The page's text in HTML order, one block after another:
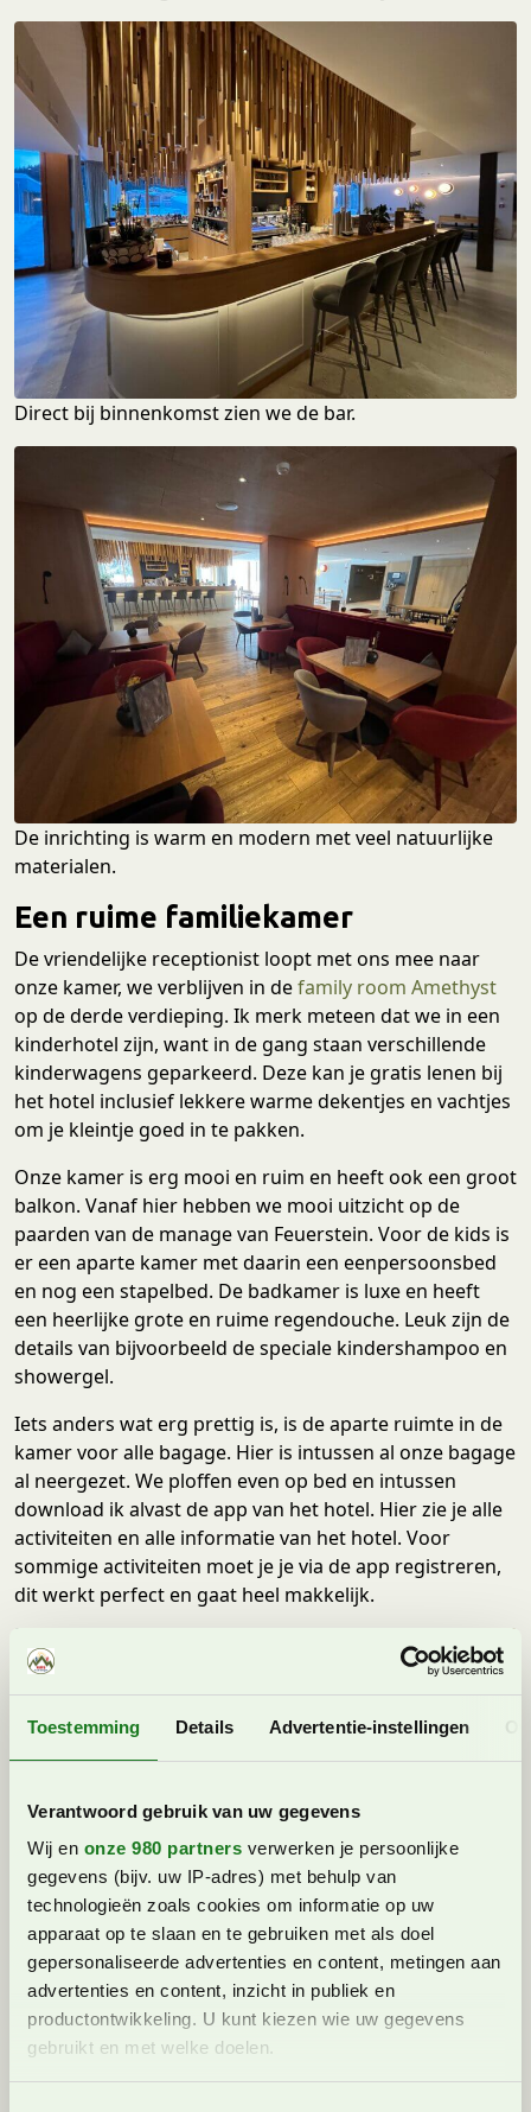
Toestemming Details Advertentie-instellingen
Verantwoord gebruik van uw gegevens
Wij en onze 980 partners verwerken je persoonlijke
gegevens (bijv. uw IP-adres) met behulp van
technologieën zoals cookies om informatie op uw
apparaat op te slaan en te gebruiken met als doel
gepersonaliseerde advertenties en content, metingen aan
advertenties en content, inzicht in publiek en
productontwikkeling. U kunt kiezen wie uw gegevens
gebruikt en met welke doelen.
Direct bij binnenkomst zien we de bar.
De inrichting is warm en modern met veel natuurlijke
materialen.
Een ruime familiekamer
De vriendelijke receptionist loopt met ons mee naar
onze kamer, we verblijven in defamily room Amethyst
op de derde verdieping. Ik merk meteen dat we in een
kinderhotel zijn, want in de gang staan verschillende
kinderwagens geparkeerd. Deze kan je gratis lenen bij
het hotel inclusief lekkere warme dekentjes en vachtjes
om je kleintje goed in te pakken.
Onze kamer is erg mooi en ruim en heeft ook een groot
balkon. Vanaf hier hebben we mooi uitzicht op de
paarden van de manage van Feuerstein. Voor de kids is
er een aparte kamer met daarin een eenpersoonsbed
en nog een stapelbed. De badkamer is luxe en heeft
een heerlijke grote en ruime regendouche. Leuk zijn de
details van bijvoorbeeld de speciale kindershampoo en
showergel.
Iets anders wat erg prettig is, is de aparte ruimte in de
kamer voor alle bagage. Hier is intussen al onze bagage
al neergezet. We ploffen even op bed en intussen
download ik alvast de app van het hotel. Hier zie je alle
activiteiten en alle informatie van het hotel. Voor
sommige activiteiten moet je je via de app registreren,
dit werkt perfect en gaat heel makkelijk.
Onze mooie ruime familiekamer.